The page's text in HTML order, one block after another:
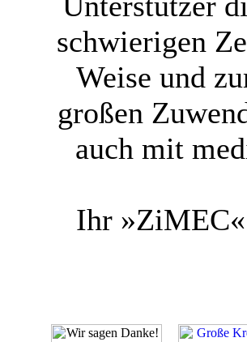
schwierigen
Weise und
großen
auch mit
Ihr